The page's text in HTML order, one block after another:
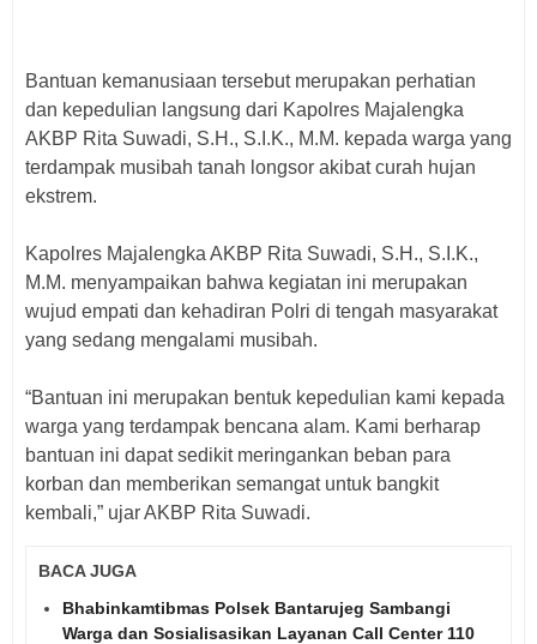
‎Bantuan kemanusiaan tersebut merupakan perhatian
dan kepedulian langsung dari Kapolres Majalengka
AKBP Rita Suwadi, S.H., S.I.K., M.M. kepada warga yang
terdampak musibah tanah longsor akibat curah hujan
ekstrem.
‎Kapolres Majalengka AKBP Rita Suwadi, S.H., S.I.K.,
M.M. menyampaikan bahwa kegiatan ini merupakan
wujud empati dan kehadiran Polri di tengah masyarakat
yang sedang mengalami musibah.
‎“Bantuan ini merupakan bentuk kepedulian kami kepada
warga yang terdampak bencana alam. Kami berharap
bantuan ini dapat sedikit meringankan beban para
korban dan memberikan semangat untuk bangkit
kembali,” ujar AKBP Rita Suwadi.
BACA JUGA
Bhabinkamtibmas Polsek Bantarujeg Sambangi
Warga dan Sosialisasikan Layanan Call Center 110